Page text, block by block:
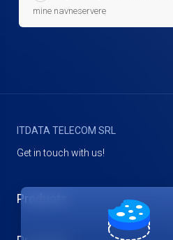
mine navneservere
ITDATA TELECOM SRL
Get in touch with us!
Products